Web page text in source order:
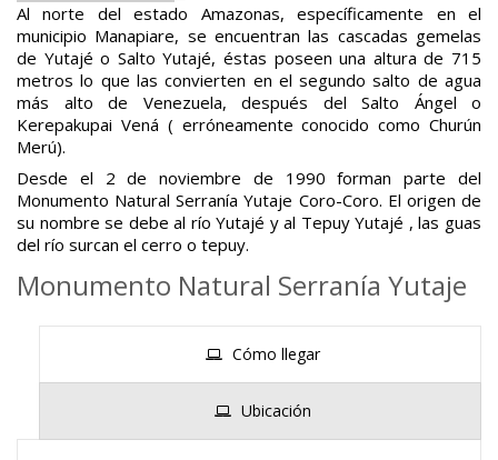
Al norte del estado Amazonas, específicamente en el
municipio Manapiare, se encuentran las cascadas gemelas
de Yutajé o Salto Yutajé, éstas poseen una altura de 715
metros lo que las convierten en el segundo salto de agua
más alto de Venezuela, después del Salto Ángel o
Kerepakupai Vená ( erróneamente conocido como Churún
Merú).
Desde el 2 de noviembre de 1990 forman parte del
Monumento Natural Serranía Yutaje Coro-Coro. El origen de
su nombre se debe al río Yutajé y al Tepuy Yutajé , las guas
del río surcan el cerro o tepuy.
Monumento Natural Serranía Yutaje
Cómo llegar
Ubicación